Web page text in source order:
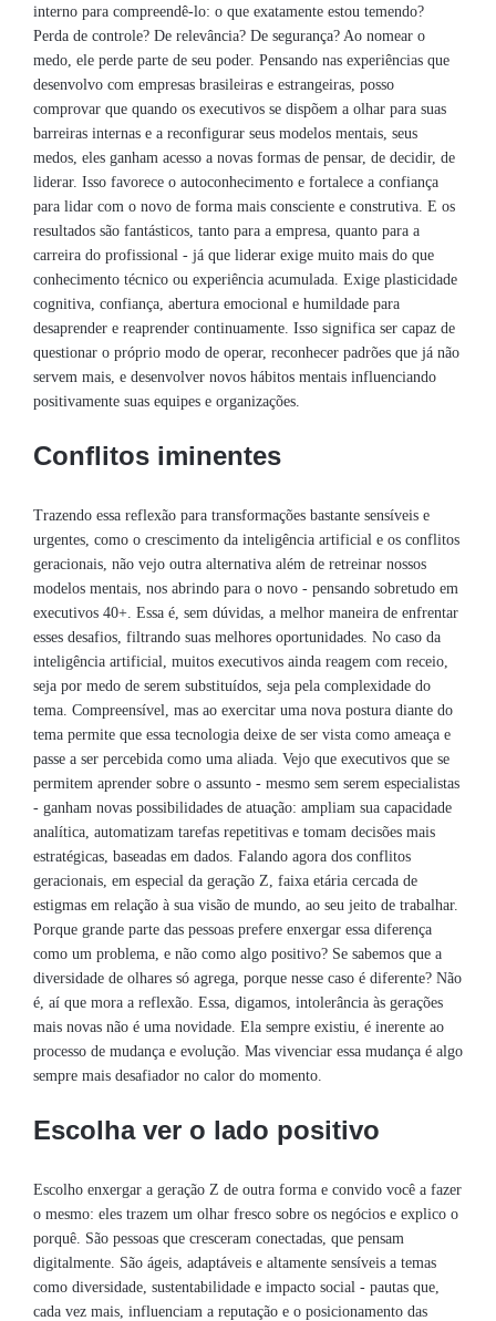
interno para compreendê-lo: o que exatamente estou temendo?
Perda de controle? De relevância? De segurança? Ao nomear o
medo, ele perde parte de seu poder. Pensando nas experiências que
desenvolvo com empresas brasileiras e estrangeiras, posso
comprovar que quando os executivos se dispõem a olhar para suas
barreiras internas e a reconfigurar seus modelos mentais, seus
medos, eles ganham acesso a novas formas de pensar, de decidir, de
liderar. Isso favorece o autoconhecimento e fortalece a confiança
para lidar com o novo de forma mais consciente e construtiva. E os
resultados são fantásticos, tanto para a empresa, quanto para a
carreira do profissional - já que liderar exige muito mais do que
conhecimento técnico ou experiência acumulada. Exige plasticidade
cognitiva, confiança, abertura emocional e humildade para
desaprender e reaprender continuamente. Isso significa ser capaz de
questionar o próprio modo de operar, reconhecer padrões que já não
servem mais, e desenvolver novos hábitos mentais influenciando
positivamente suas equipes e organizações.
Conflitos iminentes
Trazendo essa reflexão para transformações bastante sensíveis e
urgentes, como o crescimento da inteligência artificial e os conflitos
geracionais, não vejo outra alternativa além de retreinar nossos
modelos mentais, nos abrindo para o novo - pensando sobretudo em
executivos 40+. Essa é, sem dúvidas, a melhor maneira de enfrentar
esses desafios, filtrando suas melhores oportunidades. No caso da
inteligência artificial, muitos executivos ainda reagem com receio,
seja por medo de serem substituídos, seja pela complexidade do
tema. Compreensível, mas ao exercitar uma nova postura diante do
tema permite que essa tecnologia deixe de ser vista como ameaça e
passe a ser percebida como uma aliada. Vejo que executivos que se
permitem aprender sobre o assunto - mesmo sem serem especialistas
- ganham novas possibilidades de atuação: ampliam sua capacidade
analítica, automatizam tarefas repetitivas e tomam decisões mais
estratégicas, baseadas em dados. Falando agora dos conflitos
geracionais, em especial da geração Z, faixa etária cercada de
estigmas em relação à sua visão de mundo, ao seu jeito de trabalhar.
Porque grande parte das pessoas prefere enxergar essa diferença
como um problema, e não como algo positivo? Se sabemos que a
diversidade de olhares só agrega, porque nesse caso é diferente? Não
é, aí que mora a reflexão. Essa, digamos, intolerância às gerações
mais novas não é uma novidade. Ela sempre existiu, é inerente ao
processo de mudança e evolução. Mas vivenciar essa mudança é algo
sempre mais desafiador no calor do momento.
Escolha ver o lado positivo
Escolho enxergar a geração Z de outra forma e convido você a fazer
o mesmo: eles trazem um olhar fresco sobre os negócios e explico o
porquê. São pessoas que cresceram conectadas, que pensam
digitalmente. São ágeis, adaptáveis e altamente sensíveis a temas
como diversidade, sustentabilidade e impacto social - pautas que,
cada vez mais, influenciam a reputação e o posicionamento das